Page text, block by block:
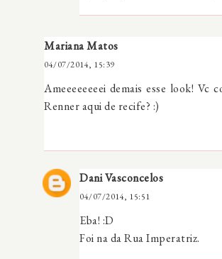
Mariana Matos
04/07/2014, 15:39
Ameeeeeeeei demais esse look! Vc
Renner aqui de recife? :)
Dani Vasconcelos
04/07/2014, 15:51
Eba! :D
Foi na da Rua Imperatriz.